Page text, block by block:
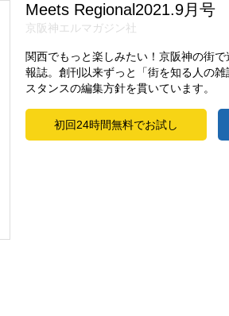
Meets Regional2021.9月号
京阪神エルマガジン社
関西でもっと楽しみたい！京阪神の街
報誌。創刊以来ずっと「街を知る人の
スタンスの編集方針を貫いています。
初回24時間無料でお試し